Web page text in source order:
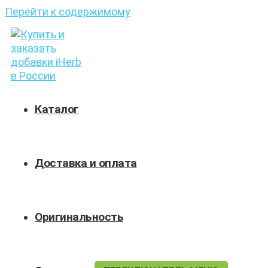
Перейти к содержимому
Каталог
Доставка и оплата
Оригинальность